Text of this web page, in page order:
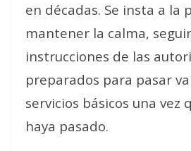
en décadas. Se insta a la
mantener la calma,
instrucciones de las
preparados para pasar
servicios básicos una vez
haya pasado.